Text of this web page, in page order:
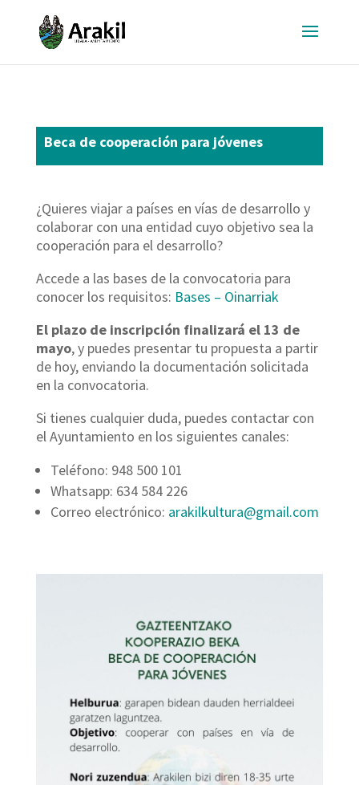
Beca de cooperación para jóvenes
¿Quieres viajar a países en vías de desarrollo y
colaborar con una entidad cuyo objetivo sea la
cooperación para el desarrollo?
Accede a las bases de la convocatoria para
conocer los requisitos: Bases – Oinarriak
El plazo de inscripción finalizará el 13 de
mayo, y puedes presentar tu propuesta a partir
de hoy, enviando la documentación solicitada
en la convocatoria.
Si tienes cualquier duda, puedes contactar con
el Ayuntamiento en los siguientes canales:
Teléfono: 948 500 101
Whatsapp: 634 584 226
Correo electrónico: arakilkultura@gmail.com